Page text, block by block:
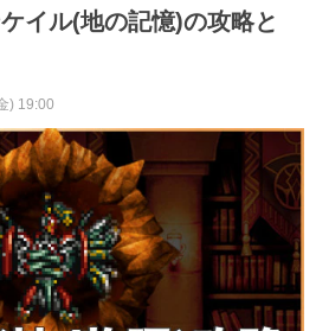
イル(地の記憶)の攻略と
) 19:00